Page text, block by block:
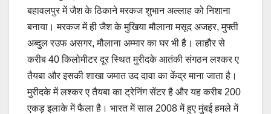
बहावलपुर में जैश के ठिकाने मरकज शुभान अल्लाह को निशाना
बनाया। मरकज में ही जैश के मुखिया मौलाना मसूद अजहर, मुफ्ती
अब्दुल रउफ असगर, मौलाना अम्मार का घर भी है। लाहौर से
करीब 40 किलोमीटर दूर स्थित मुरीदके आतंकी संगठन लश्कर ए
तैयबा और इसकी शाखा जमात उद दावा का केंद्र माना जाता है।
मुरीदके में लश्कर ए तैयबा का ट्रेनिंग सेंटर है और यह करीब 200
एकड़ इलाके में फैला है। भारत में साल 2008 में हुए मुंबई हमले में